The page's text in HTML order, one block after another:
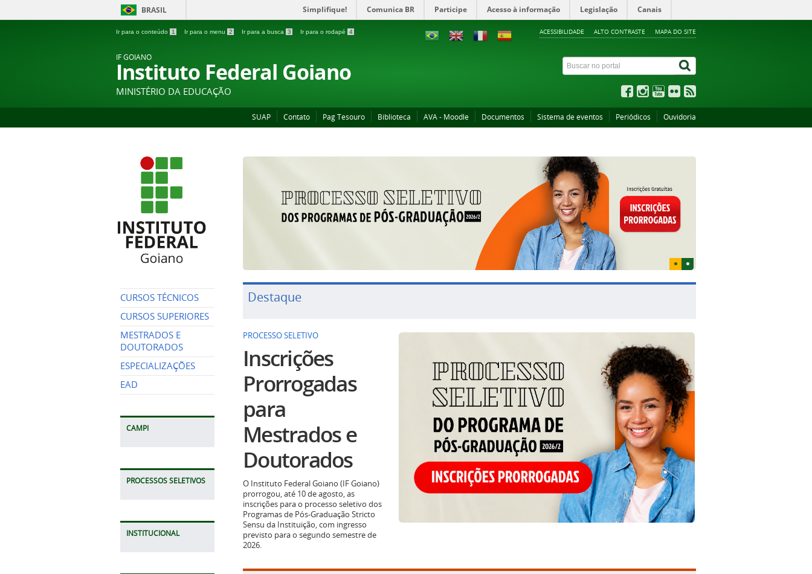
BRASIL Simplifique! Comunica BR Participe Acesso à informação Legislação Canais
Ir para o conteúdo 1 Ir para o menu 2 Ir para a busca 3 Ir para o rodapé 4 ACESSIBILIDADE ALTO CONTRASTE MAPA DO SITE
IF GOIANO
Instituto Federal Goiano
MINISTÉRIO DA EDUCAÇÃO
SUAP Contato Pag Tesouro Biblioteca AVA - Moodle Documentos Sistema de eventos Periódicos Ouvidoria
CURSOS TÉCNICOS
CURSOS SUPERIORES
MESTRADOS E
DOUTORADOS
ESPECIALIZAÇÕES
EAD
CAMPI
PROCESSOS SELETIVOS
INSTITUCIONAL
Destaque
PROCESSO SELETIVO
Inscrições
Prorrogadas
para
Mestrados e
Doutorados
O Instituto Federal Goiano (IF Goiano)
prorrogou, até 10 de agosto, as
inscrições para o processo seletivo dos
Programas de Pós-Graduação Stricto
Sensu da Instituição, com ingresso
previsto para o segundo semestre de
2026.